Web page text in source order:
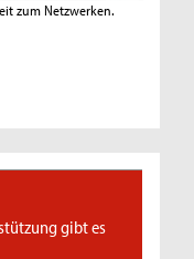
zum Netzwerken.
gibt es